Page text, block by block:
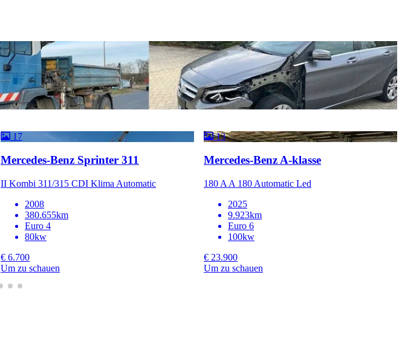
17
Mercedes-Benz Sprinter 311
II Kombi 311/315 CDI Klima Automatic
2008
380.655km
Euro 4
80kw
€ 6.700
Um zu schauen
13
Mercedes-Benz A-klasse
180 A A 180 Automatic Led
2025
9.923km
Euro 6
100kw
€ 23.900
Um zu schauen